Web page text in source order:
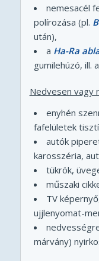
nemesacél
polírozása (pl.
után),
a Ha-Ra
gumilehúzó, ill.
Nedvesen vagy
enyhén
fafelületek
autók
karosszéria,
tükrök,
műszaki
TV
ujjlenyomat-
márvány)